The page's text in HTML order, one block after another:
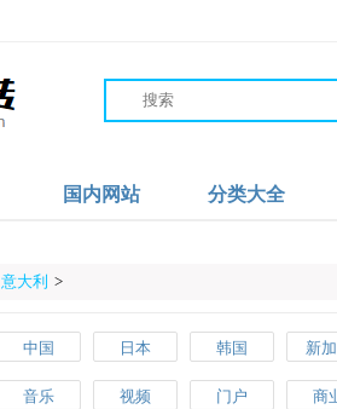
国内网站 分类大全
意大利 >
中国 日本 韩国 新
伊朗 阿联酋 阿富汗 英
音乐 视频 门户 商